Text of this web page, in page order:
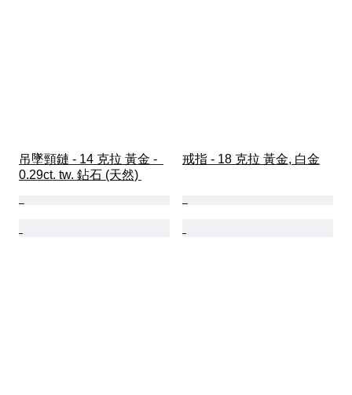
吊墜頸鏈 - 14 克拉 黃金 -
0.29ct. tw. 鉆石 (天然)
戒指 - 18 克拉 黃金, 白金